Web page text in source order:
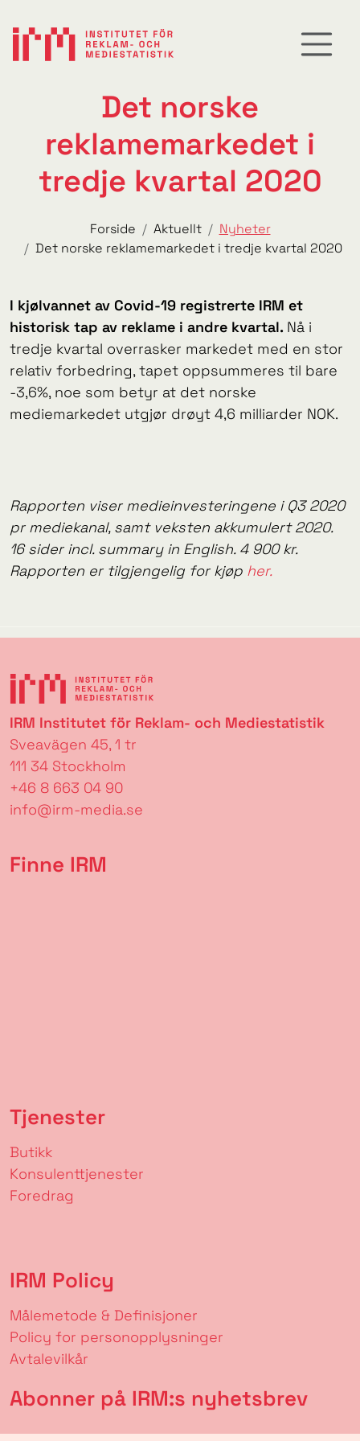
Det norske
reklamemarkedet i
tredje kvartal 2020
Forside Aktuellt
Nyheter
Det norske reklamemarkedet i tredje kvartal 2020
I kjølvannet av Covid-19 registrerte IRM et
historisk tap av reklame i andre kvartal. Nå i
tredje kvartal overrasker markedet med en stor
relativ forbedring, tapet oppsummeres til bare
-3,6%, noe som betyr at det norske
mediemarkedet utgjør drøyt 4,6 milliarder NOK.
Rapporten viser medieinvesteringene i Q3 2020
pr mediekanal, samt veksten akkumulert 2020.
16 sider incl. summary in English. 4 900 kr.
Rapporten er tilgjengelig for kjøp her.
IRM Institutet för Reklam- och Mediestatistik
Sveavägen 45, 1 tr
111 34 Stockholm
+46 8 663 04 90
info@irm-media.se
Finne IRM
Tjenester
Butikk
Konsulenttjenester
Foredrag
IRM Policy
Målemetode & Definisjoner
Policy for personopplysninger
Avtalevilkår
Abonner på IRM:s nyhetsbrev